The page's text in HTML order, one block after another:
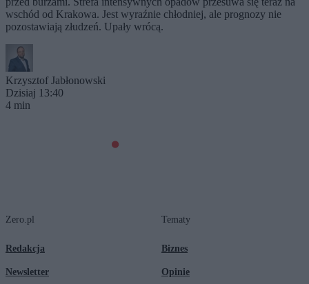
wschód od Krakowa. Jest wyraźnie chłodniej, ale prognozy nie
pozostawiają złudzeń. Upały wrócą.
Krzysztof Jabłonowski
Dzisiaj 13:40
4 min
Zero.pl
Redakcja
Newsletter
Tematy
Biznes
Opinie